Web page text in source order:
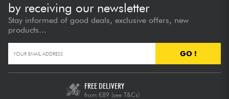
by receiving our newsletter
Stay informed of good deals, exclusive offers, new
products...
GO !
FREE DELIVERY
from €89 (see T&Cs)